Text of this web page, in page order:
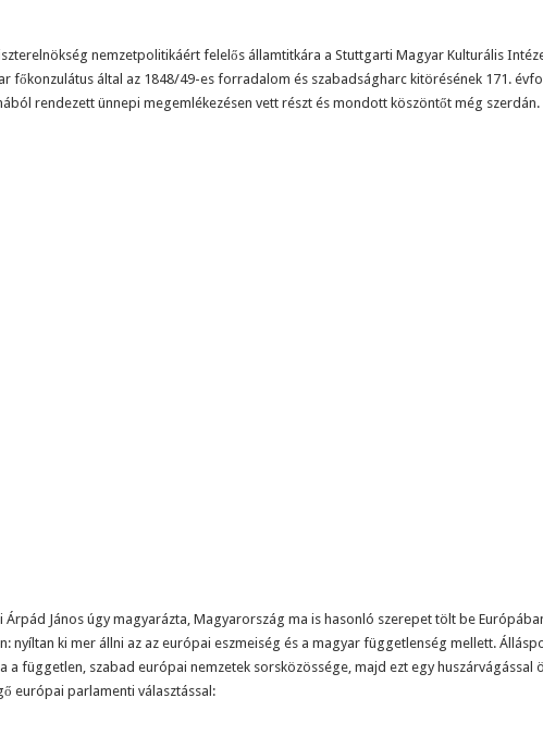
nemzetpolitikáért felelős államtitkára a Stuttgarti Magyar Kulturális
főkonzulátus által az 1848/49-es forradalom és szabadságharc kitörésének 171.
rendezett ünnepi megemlékezésen vett részt és mondott köszöntőt még szerdán.
Árpád János úgy magyarázta, Magyarország ma is hasonló szerepet tölt be
nyíltan ki mer állni az az európai eszmeiség és a magyar függetlenség mellett.
a független, szabad európai nemzetek sorsközössége, majd ezt egy huszárvágással
európai parlamenti választással: